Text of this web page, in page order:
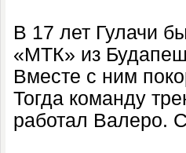
В 17 лет Гулачи
«МТК» из
Вместе с ним
Тогда команду
работал Валеро.